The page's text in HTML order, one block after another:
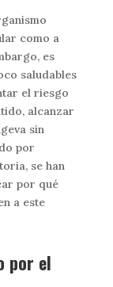
como a
es
saludables
el riesgo
alcanzar
sin
por
se han
por qué
a este
por el